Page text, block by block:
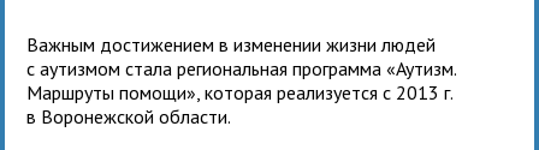
Важным достижением в изменении жизни людей
с аутизмом стала региональная программа «Аутизм.
Маршруты помощи», которая реализуется с 2013 г.
в Воронежской области.